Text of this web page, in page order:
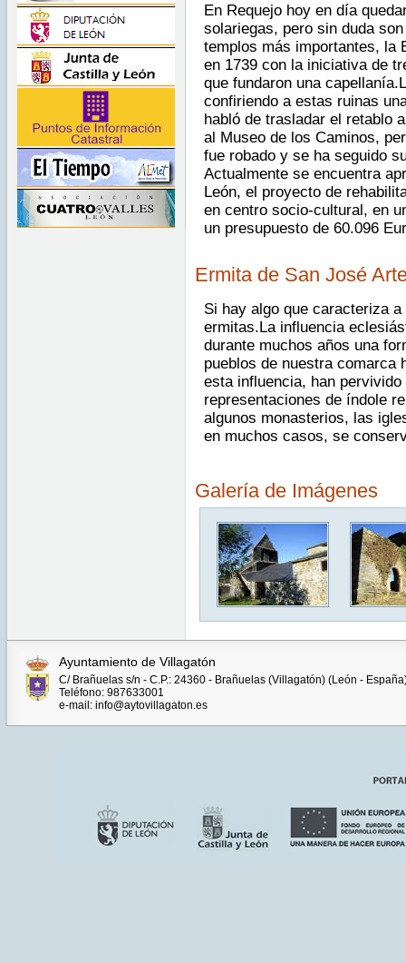
En Requejo hoy en día
solariegas, pero sin duda
templos más importantes, la
en 1739 con la iniciativa de
que fundaron una
confiriendo a estas ruinas
habló de trasladar el retablo
al Museo de los Caminos,
fue robado y se ha seguido
Actualmente se encuentra
León, el proyecto de
en centro socio-cultural, en
un presupuesto de 60.096
Ermita de San José
Si hay algo que caracteriza
ermitas.La influencia
durante muchos años una
pueblos de nuestra comarca
esta influencia, han
representaciones de índole
algunos monasterios, las
en muchos casos, se
Galería de Imágenes
Ayuntamiento de Villagatón
C/ Brañuelas s/n - C.P.: 24360 - Brañuelas (Villagatón) (León -
Teléfono: 987633001
e-mail: info@aytovillagaton.es